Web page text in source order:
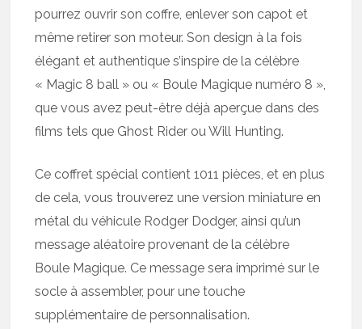
pourrez ouvrir son coffre, enlever son capot et
même retirer son moteur. Son design à la fois
élégant et authentique s’inspire de la célèbre
« Magic 8 ball » ou « Boule Magique numéro 8 »,
que vous avez peut-être déjà aperçue dans des
films tels que Ghost Rider ou Will Hunting.
Ce coffret spécial contient 1011 pièces, et en plus
de cela, vous trouverez une version miniature en
métal du véhicule Rodger Dodger, ainsi qu’un
message aléatoire provenant de la célèbre
Boule Magique. Ce message sera imprimé sur le
socle à assembler, pour une touche
supplémentaire de personnalisation.